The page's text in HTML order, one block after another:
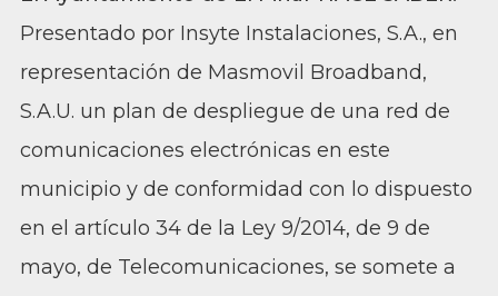
Presentado por Insyte Instalaciones, S.A., en
representación de Masmovil Broadband,
S.A.U. un plan de despliegue de una red de
comunicaciones electrónicas en este
municipio y de conformidad con lo dispuesto
en el artículo 34 de la Ley 9/2014, de 9 de
mayo, de Telecomunicaciones, se somete a